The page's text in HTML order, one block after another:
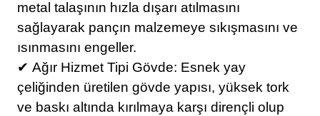
metal talaşının hızla dışarı atılmasını
sağlayarak pançın malzemeye sıkışmasını ve
ısınmasını engeller.
✔ Ağır Hizmet Tipi Gövde: Esnek yay
çeliğinden üretilen gövde yapısı, yüksek tork
ve baskı altında kırılmaya karşı dirençli olup